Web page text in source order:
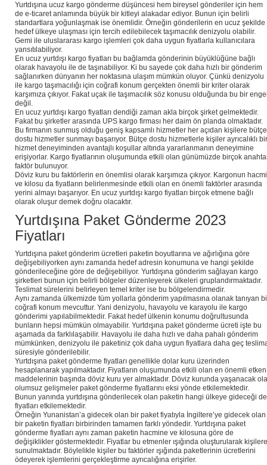
Yurtdışına ucuz kargo gönderme düşüncesi hem bireysel gönderiler için hem
de e-ticaret anlamında büyük bir kitleyi alakadar ediyor. Bunun için belirli
standartlara yoğunlaşmak ise önemlidir. Örneğin gönderilerin en ucuz şekilde
hedef ülkeye ulaşması için tercih edilebilecek taşımacılık denizyolu olabilir.
Gemi ile uluslararası kargo işlemleri çok daha uygun fiyatlarla kullanıcılara
yansıtılabiliyor.
En ucuz yurtdışı kargo fiyatları bu bağlamda gönderinin büyüklüğüne bağlı
olarak havayolu ile de taşınabiliyor. Ki bu sayede çok daha hızlı bir gönderim
sağlanırken dünyanın her noktasına ulaşım mümkün oluyor. Çünkü denizyolu
ile kargo taşımacılığı için coğrafi konum gerçekten önemli bir kriter olarak
karşımıza çıkıyor. Fakat uçak ile taşımacılık söz konusu olduğunda bu bir
değil.
En ucuz yurtdışı kargo fiyatları dendiği zaman akla birçok şirket gelmektedir.
Fakat bu şirketler arasında UPS kargo firması her daim ön planda olmaktadır.
Bu firmanın sunmuş olduğu geniş kapsamlı hizmetler her açıdan kişilere bütçe
dostu hizmetler sunmayı başarıyor. Bütçe dostu hizmetlerle kişiler ayrıcalıklı bir
hizmet deneyiminden avantajlı koşullar altında yararlanmanın deneyimine
erişiyorlar. Kargo fiyatlarının oluşumunda etkili olan günümüzde birçok
faktör bulunuyor.
Döviz kuru bu faktörlerin en önemlisi olarak karşımıza çıkıyor. Kargonun hacmi
ve kilosu da fiyatların belirlenmesinde etkili olan en önemli faktörler arasında
yerini almayı başarıyor. En ucuz yurtdışı kargo fiyatları birçok etmene bağlı
olarak oluşur demek doğru olacaktır.
Yurtdışına Paket Gönderme 2023
Fiyatları
Yurtdışına paket gönderim ücretleri paketin boyutlarına ve ağırlığına göre
değişebiliyorken aynı zamanda hedef adresin konumuna ve hangi şekilde
gönderileceğine göre de değişebiliyor. Yurtdışına gönderim sağlayan kargo
şirketleri bunun için belirli bölgeler düzenleyerek ülkeleri gruplandırmaktadır.
Teslimat sürelerini belirleyen temel kriter ise bu bölgelendirmedir.
Aynı zamanda ülkemizde tüm yollarla gönderim yapılmasına olanak tanıyan
coğrafi konum mevcuttur. Yani denizyolu, havayolu ve karayolu ile kargo
gönderimi yapılabilmektedir. Fakat hedef ülkenin konumu doğrultusunda
bunların hepsi mümkün olmayabilir. Yurtdışına paket gönderme ücreti işte bu
aşamada da farklılaşabilir. Havayolu ile daha hızlı ve daha pahalı gönderim
mümkünken, denizyolu ile paketiniz çok daha uygun fiyatlara daha geç
süresiyle gönderilebilir.
Yurtdışına paket gönderme fiyatları genellikle dolar kuru üzerinden
hesaplanarak yapılmaktadır. Fiyatların oluşumunda etkili olan en önemli etken
maddelerinin başında döviz kuru yer almaktadır. Döviz kurunda yaşanacak
olumsuz gelişmeler paket gönderme fiyatlarını eksi yönde etkilemektedir.
Bunun yanında yurtdışına gönderilecek olan paketin hangi ülkeye gideceği de
fiyatları etkilemektedir.
Örneğin Yunanistan’a gidecek olan bir paket fiyatıyla İngiltere’ye gidecek olan
bir paketin fiyatları birbirinden tamamen farklı yöndedir. Yurtdışına paket
gönderme fiyatları aynı zaman paketin hacmine ve kilosuna göre de
değişiklikler göstermektedir. Fiyatlar bu etmenler ışığında oluşturularak kişilere
sunulmaktadır. Böylelikle kişiler bu faktörler ışığında paketlerinin ücretlerini
ödeyerek işlemlerini gerçekleştirme ayrıcalığına erişirler.